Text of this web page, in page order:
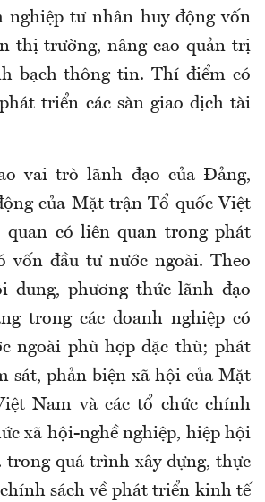
nghiệp tư nhân huy động vốn
thị trường, nâng cao quản trị
bạch thông tin. Thí điểm có
triển các sàn giao dịch tài
vai trò lãnh đạo của Đảng,
của Mặt trận Tổ quốc Việt
quan có liên quan trong phát
vốn đầu tư nước ngoài. Theo
dung, phương thức lãnh đạo
trong các doanh nghiệp có
ngoài phù hợp đặc thù; phát
sát, phản biện xã hội của Mặt
Nam và các tổ chức chính
xã hội-nghề nghiệp, hiệp hội
quá trình xây dựng, thực
sách về phát triển kinh tế